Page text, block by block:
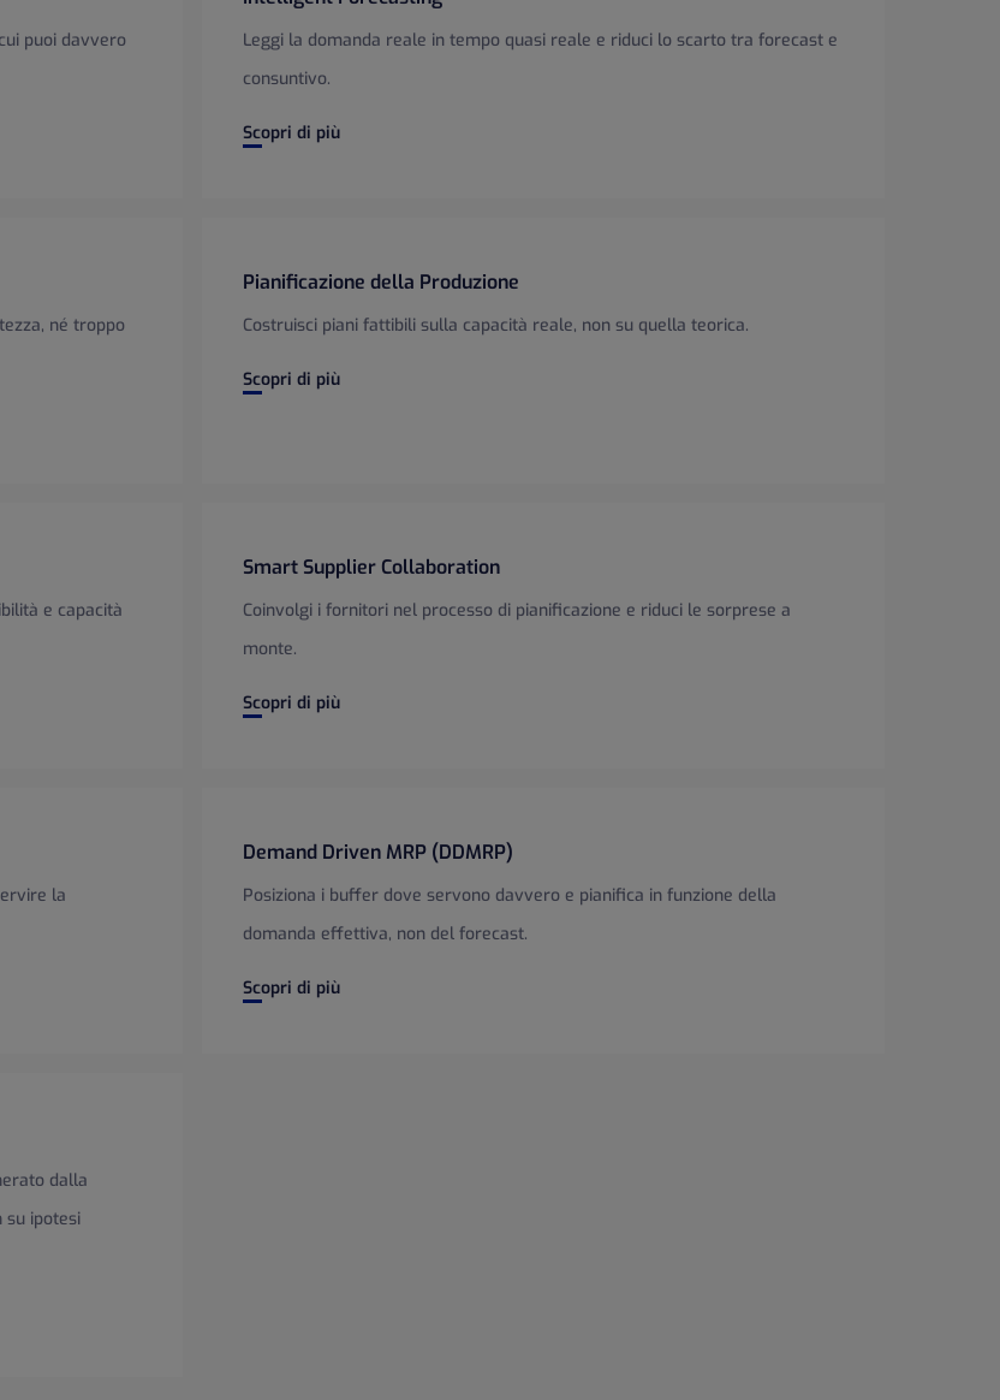
puoi davvero
Leggi la domanda reale in tempo quasi reale e riduci lo scarto tra forecast e
consuntivo.
Scopri di più
Intelligent Forecasting
né troppo
Pianificazione della Produzione
Costruisci piani fattibili sulla capacità reale, non su quella teorica.
Scopri di più
Pianificazione della Produzione
e capacità
Smart Supplier Collaboration
Coinvolgi i fornitori nel processo di pianificazione e riduci le sorprese a
monte.
Scopri di più
Smart Supplier Collaboration
la
Demand Driven MRP (DDMRP)
Posiziona i buffer dove servono davvero e pianifica in funzione della
domanda effettiva, non del forecast.
Scopri di più
Demand Driven MRP (DDMRP)
dalla
su ipotesi